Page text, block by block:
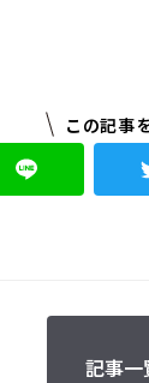
この記事
記事一